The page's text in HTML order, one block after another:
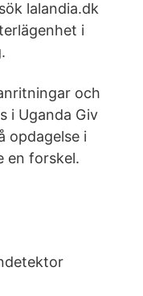
lalandia.dk
i
och
i Uganda Giv
opdagelse i
en forskel.